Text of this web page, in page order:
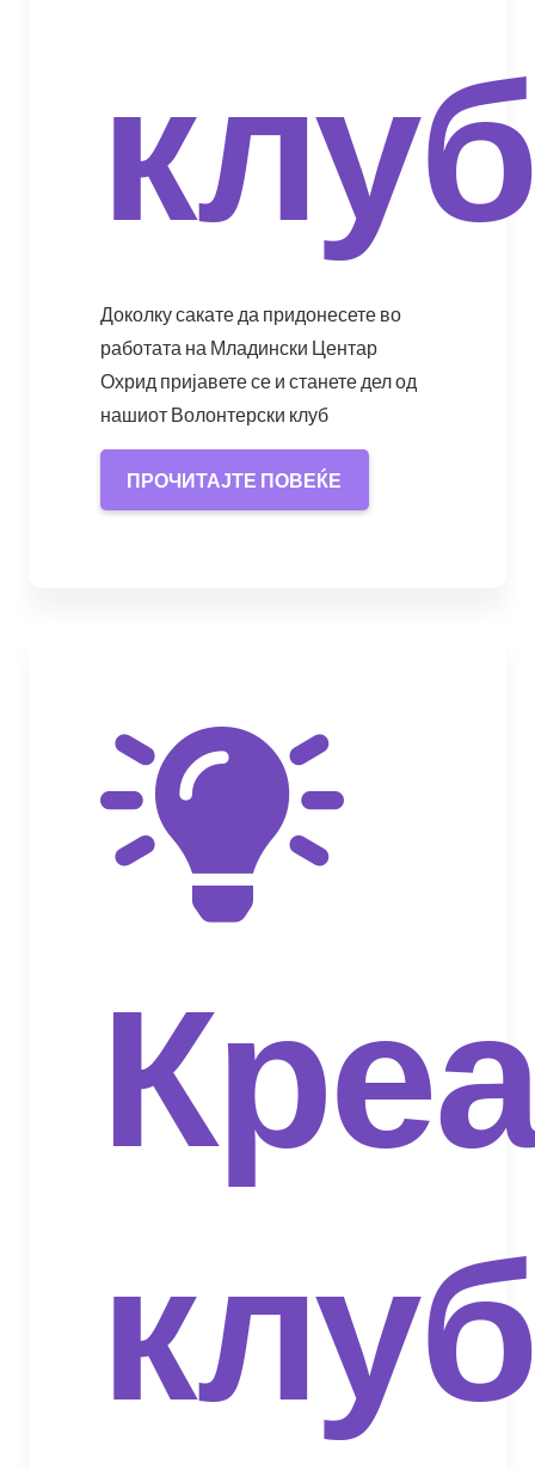
клуб
Доколку сакате да придонесете во
работата на Младински Центар
Охрид пријавете се и станете дел од
нашиот Волонтерски клуб
ПРОЧИТАЈТЕ ПОВЕЌЕ
клуб